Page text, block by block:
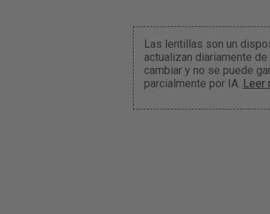
Las lentillas son un
actualizan diariamente
cambiar y no se puede
parcialmente por IA. Leer